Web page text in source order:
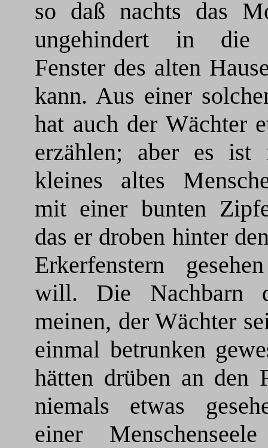
so daß nachts das
ungehindert in die
Fenster des alten
kann. Aus einer
hat auch der Wächter
erzählen; aber es ist
kleines altes
mit einer bunten
das er droben hinter
Erkerfenstern
will. Die Nachbarn
meinen, der Wächter
einmal betrunken
hätten drüben an den
niemals etwas
einer